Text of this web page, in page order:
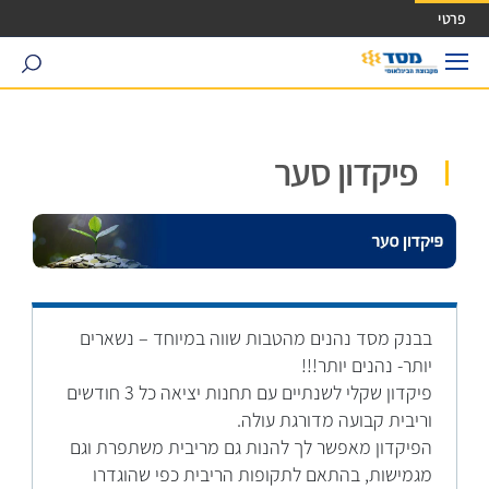
גישה ישירה לכפתור כניסה לחשבונך
פרטי
search
פיקדון סער
בבנק מסד נהנים מהטבות שווה במיוחד – נשארים
יותר- נהנים יותר!!!
פיקדון שקלי לשנתיים עם תחנות יציאה כל 3 חודשים
וריבית קבועה מדורגת עולה.
הפיקדון מאפשר לך להנות גם מריבית משתפרת וגם
מגמישות, בהתאם לתקופות הריבית כפי שהוגדרו